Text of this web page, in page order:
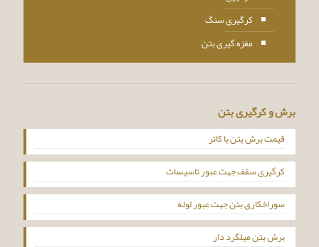
کرگیری سنگ
مغزه گیری بتن
برش و کرگیری بتن
قیمت برش بتن با کاتر
کرگیری سقف جهت عبور تاسیسات
سوراخکاری بتن جهت عبور لوله
برش بتن میلگرد دار